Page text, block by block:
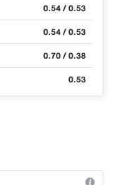
0.54 / 0.53
0.54 / 0.53
0.70 / 0.38
0.53